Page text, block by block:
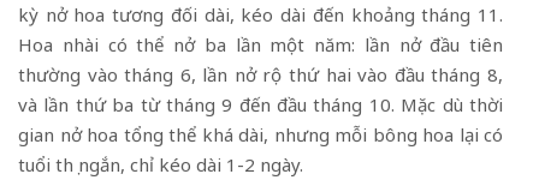
kỳ nở hoa tương đối dài, kéo dài đến khoảng tháng 11.
Hoa nhài có thể nở ba lần một năm: lần nở đầu tiên
thường vào tháng 6, lần nở rộ thứ hai vào đầu tháng 8,
và lần thứ ba từ tháng 9 đến đầu tháng 10. Mặc dù thời
gian nở hoa tổng thể khá dài, nhưng mỗi bông hoa lại có
tuổi thọ ngắn, chỉ kéo dài 1-2 ngày.